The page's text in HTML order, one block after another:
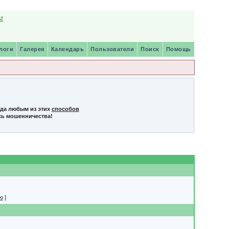
Помощь
Поиск
Пользователи
Календарь
Галерея
любым из этих способов
мошенничества!
]